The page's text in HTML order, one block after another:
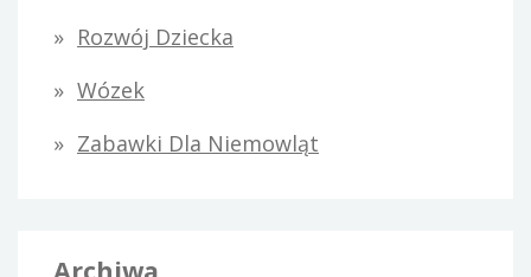
Rozwój Dziecka
Wózek
Zabawki Dla Niemowląt